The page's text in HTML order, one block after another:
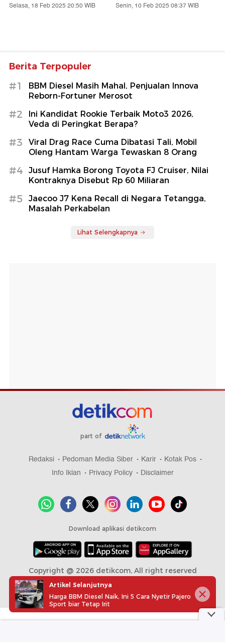
Selasa, 18 Feb 2025 20:50 WIB Senin, 10 Feb 2025 08:37 WIB
Berita Terpopuler
#1
BBM Diesel Masih Mahal, Penjualan Innova
Reborn-Fortuner Merosot
#2
Ini Kandidat Rookie Terbaik Moto3 2026,
Veda di Peringkat Berapa?
#3
Viral Drag Race Cuma Dibatasi Tali, Mobil
Oleng Hantam Warga Tewaskan 8 Orang
#4
Jusuf Hamka Borong Toyota FJ Cruiser, Nilai
Kontraknya Disebut Rp 60 Miliaran
#5
Jaecoo J7 Kena Recall di Negara Tetangga,
Masalah Perkabelan
Lihat Selengkapnya
part of
Redaksi Pedoman Media Siber Karir
Kotak Pos
Info Iklan
Privacy Policy Disclaimer
Download aplikasi detikcom
Copyright @ 2026 detikcom, All right reserved
Artikel Selanjutnya
Harga BBM Diesel Naik, Ini 5 Cara Nyetir Pajero
Sport biar Tetap Irit